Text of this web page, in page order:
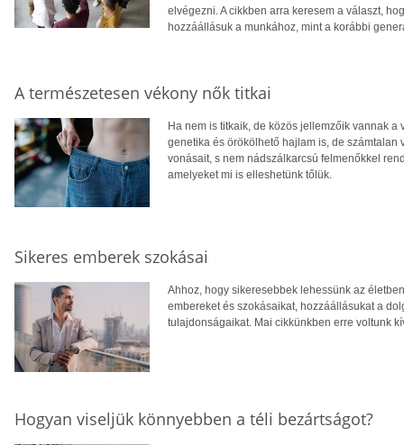
elvégezni. A cikkben arra keresem a választ,
hozzáállásuk a munkához, mint a korábbi
A természetesen vékony nők titkai
Ha nem is titkaik, de közös jellemzőik vannak
genetika és örökölhető hajlam is, de
vonásait, s nem nádszálkarcsú felmenőkkel
amelyeket mi is elleshetünk tőlük.
Sikeres emberek szokásai
Ahhoz, hogy sikeresebbek lehessünk az
embereket és szokásaikat, hozzáállásukat a
tulajdonságaikat. Mai cikkünkben erre voltunk
Hogyan viseljük könnyebben a téli bezártságot?